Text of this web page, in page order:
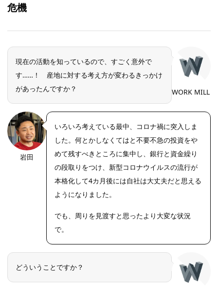
危機
現在の活動を知っているので、すごく意外で
す……！ 産地に対する考え方が変わるきっかけ
があったんですか？
WORK MILL
https://riseph
岩田
いろいろ考えている最中、コロナ禍に突入しま
した。何とかしなくてはと不要不急の投資をや
めて残すべきところに集中し、銀行と資金繰り
の段取りをつけ、新型コロナウイルスの流行が
本格化して4カ月後には自社は大丈夫だと思える
ようになりました。
でも、周りを見渡すと思ったより大変な状況
で。
どういうことですか？